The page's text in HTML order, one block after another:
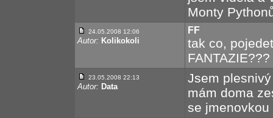
Monty
24.05.2008 12:06
Autor: Kolikokoli
FF
tak co,
FANTAZIE???
23.05.2008 22:13
Autor: Data
Jsem
mám doma
se jmenovkou